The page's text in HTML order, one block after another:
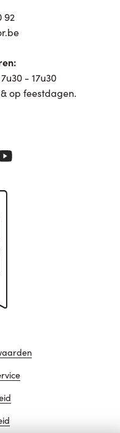
92
- 17u30
op feestdagen.